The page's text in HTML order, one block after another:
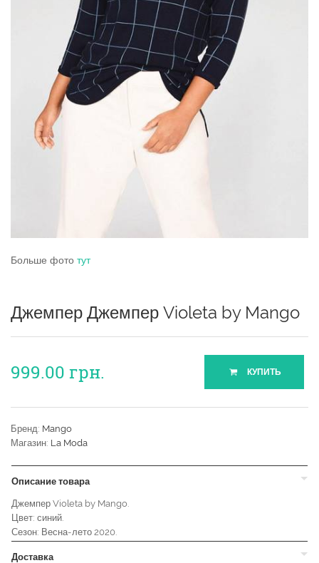
Больше фото тут
Джемпер Джемпер Violeta by Mango
999.00 грн. КУПИТЬ
Бренд: Mango
Магазин: La Moda
Описание товара
Джемпер Violeta by Mango.
Цвет: синий.
Сезон: Весна-лето 2020.
Доставка